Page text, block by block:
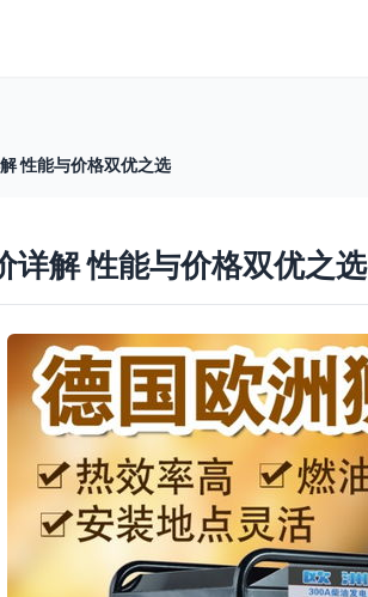
性能与价格双优之选
解 性能与价格双优之选